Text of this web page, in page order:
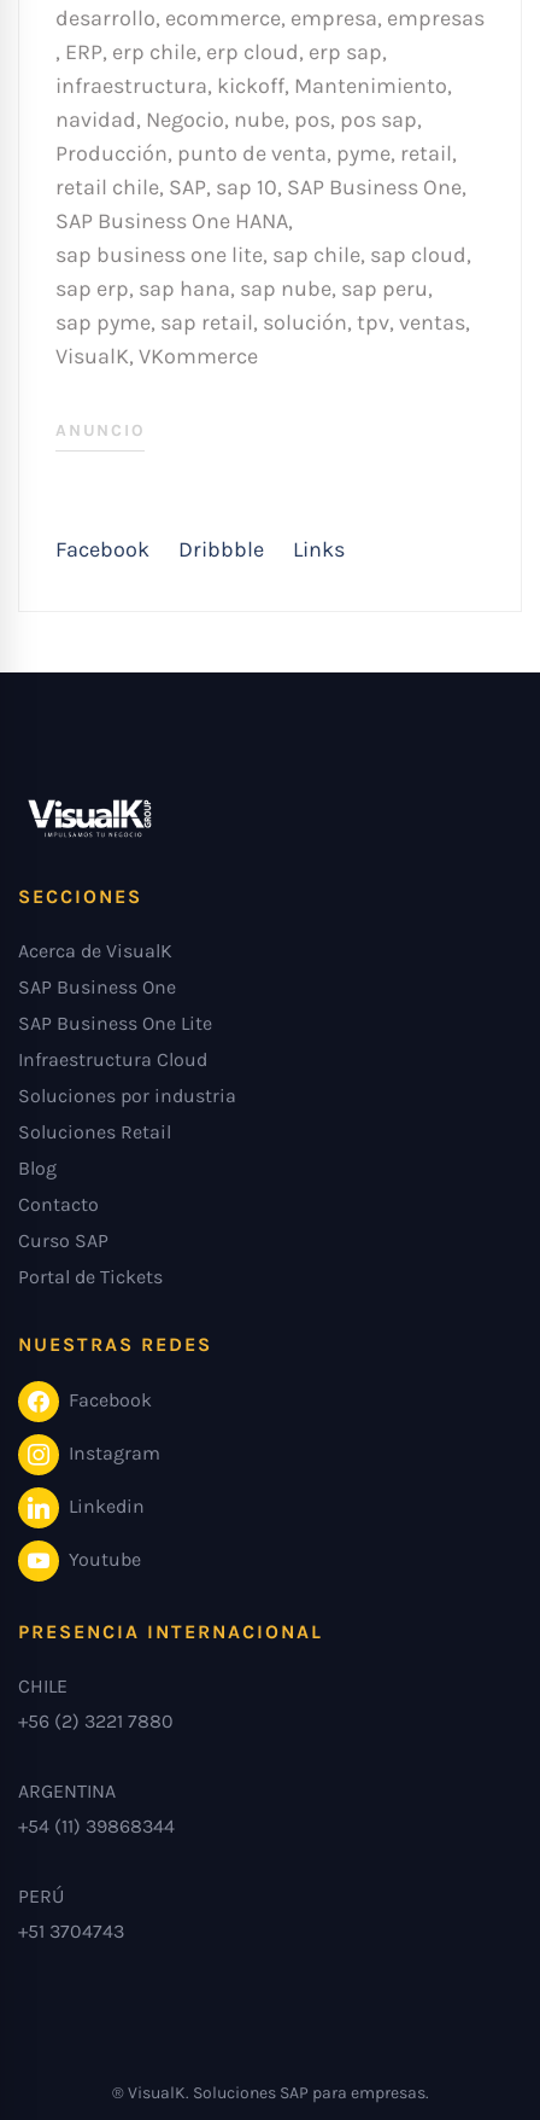
desarrollo, ecommerce, empresa, empresas
, ERP, erp chile, erp cloud, erp sap,
infraestructura, kickoff, Mantenimiento,
navidad, Negocio, nube, pos, pos sap,
Producción, punto de venta, pyme, retail,
retail chile, SAP, sap 10, SAP Business One,
SAP Business One HANA,
sap business one lite, sap chile, sap cloud,
sap erp, sap hana, sap nube, sap peru,
sap pyme, sap retail, solución, tpv, ventas,
VisualK, VKommerce
ANUNCIO
Facebook Dribbble Links
SECCIONES
Acerca de VisualK
SAP Business One
SAP Business One Lite
Infraestructura Cloud
Soluciones por industria
Soluciones Retail
Blog
Contacto
Curso SAP
Portal de Tickets
NUESTRAS REDES
Facebook
Instagram
Linkedin
Youtube
PRESENCIA INTERNACIONAL
CHILE
+56 (2) 3221 7880
ARGENTINA
+54 (11) 39868344
PERÚ
+51 3704743
® VisualK. Soluciones SAP para empresas.